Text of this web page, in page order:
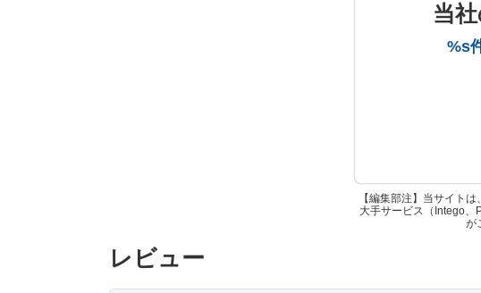
当
%s
【編集部注】当サイト
大手サービス（Intego、
が
レビュー